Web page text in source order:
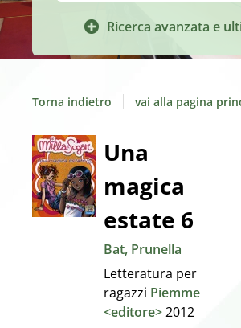
Ricerca avanzata e
Torna indietro vai alla pagina
Dettaglio
del
documento
Una
magica
estate 6
Bat, Prunella
Letteratura per
ragazzi Piemme
<editore>2012